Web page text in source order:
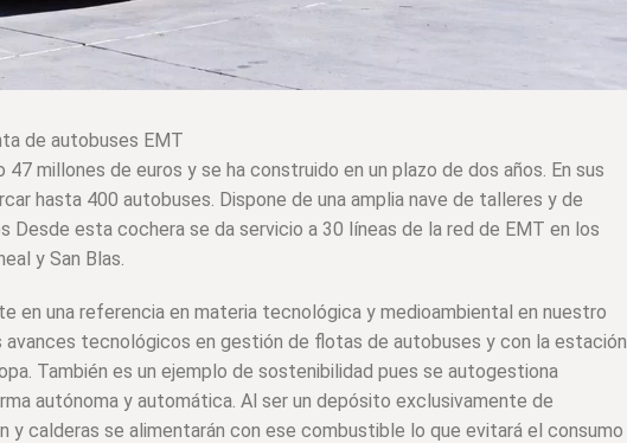
de autobuses EMT
millones de euros y se ha construido en un plazo de dos años. En sus
hasta 400 autobuses. Dispone de una amplia nave de talleres y de
esta cochera se da servicio a 30 líneas de la red de EMT en los
y San Blas.
en una referencia en materia tecnológica y medioambiental en nuestro
tecnológicos en gestión de flotas de autobuses y con la estación
También es un ejemplo de sostenibilidad pues se autogestiona
autónoma y automática. Al ser un depósito exclusivamente de
y calderas se alimentarán con ese combustible lo que evitará el consumo